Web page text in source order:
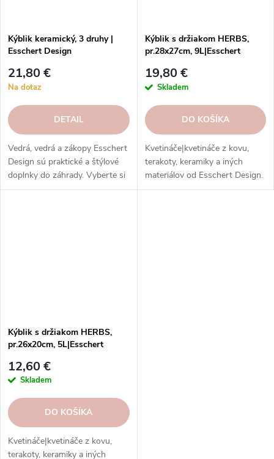
Kýblik keramický, 3 druhy |
Esschert Design
21,80 €
Na dotaz
DETAIL
Vedrá, vedrá a zákopy Esschert
Design sú praktické a štýlové
doplnky do záhrady. Vyberte si
z rôznych veľkostí, materiálov a
Kýblik s držiakom HERBS,
pr.28x27cm, 9L|Esschert
19,80 €
Skladem
DO KOŠÍKA
Kvetináče|kvetináče z kovu,
terakoty, keramiky a iných
materiálov od Esschert Design.
Štýlové a kvalitné doplnky pre
Kýblik s držiakom HERBS,
pr.26x20cm, 5L|Esschert
12,60 €
Skladem
DO KOŠÍKA
Kvetináče|kvetináče z kovu,
terakoty, keramiky a iných